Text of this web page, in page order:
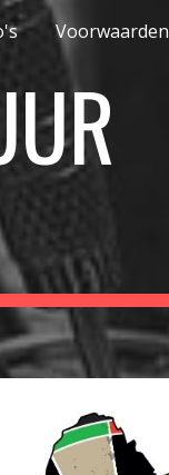
Voorwaarden